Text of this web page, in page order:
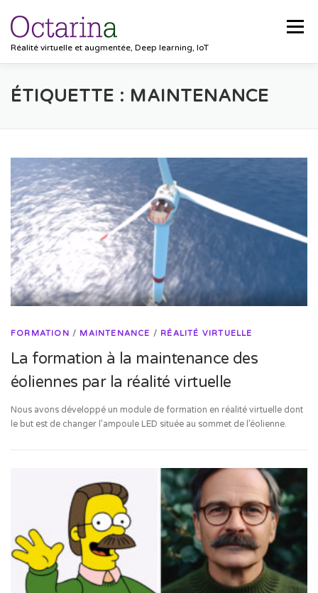
Réalité virtuelle et augmentée, Deep learning, IoT
Menu
ACCUEIL PROJETS SOLUTIONS
CONTACT
ÉTIQUETTE : MAINTENANCE
FORMATION / MAINTENANCE / RÉALITÉ VIRTUELLE
La formation à la maintenance des
éoliennes par la réalité virtuelle
Nous avons développé un module de formation en réalité virtuelle dont
le but est de changer l’ampoule LED située au sommet de l’éolienne.